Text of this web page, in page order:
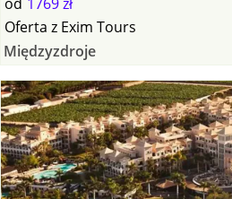
od 1769 zł
Oferta z Exim Tours
Międzyzdroje